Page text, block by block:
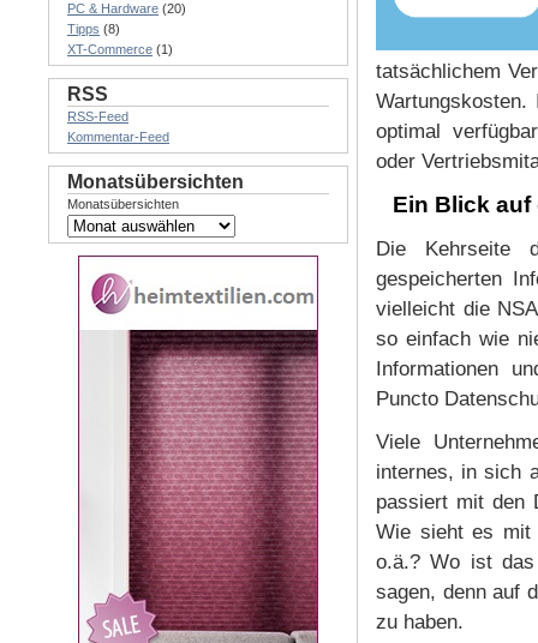
tatsächlichem
optimal
oder
Ein Blick
Die Kehrseite
gespeicherten
vielleicht die
so einfach wie
Informationen
Puncto
Viele
internes, in sich
passiert mit den
Wie sieht es mit
o.ä.? Wo ist
sagen, denn auf
zu haben.
PC & Hardware (20)
Tipps (8)
XT-Commerce (1)
RSS
RSS-Feed
Kommentar-Feed
Monatsübersichten
Monatsübersichten